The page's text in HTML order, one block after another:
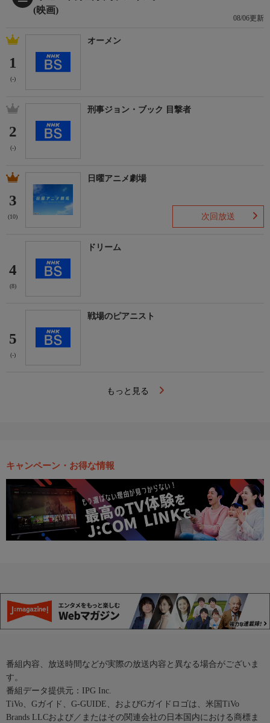
【出演】チャン・チェン、ヴィルジニー・ルドワイヤン、クー・
ユールン、ワン・チーザン、タン・ツォンシェン、アイビー・チ
ェン、ニック・エリクソン
(映画)
08/06更新
1
(-)
オーメン
2
(-)
刑事ジョン・ブック 目撃者
3
(10)
日曜アニメ劇場
次回放送
4
(8)
ドリーム
5
(-)
戦場のピアニスト
もっと見る
キャンペーン・お得な情報
番組内容、放送時間などが実際の放送内容と異なる場合がございま
す。
番組データ提供元：IPG Inc.
TiVo、Gガイド、G-GUIDE、およびGガイドロゴは、米国TiVo
Brands LLCおよび／またはその関連会社の日本国内における商標ま